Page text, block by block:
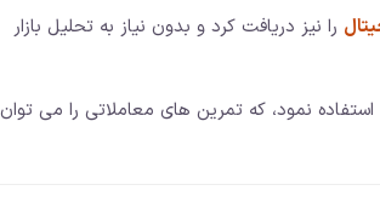
را نیز دریافت کرد و بدون نیاز به تحلیل بازار
نمود، که تمرین های معاملاتی را می توان